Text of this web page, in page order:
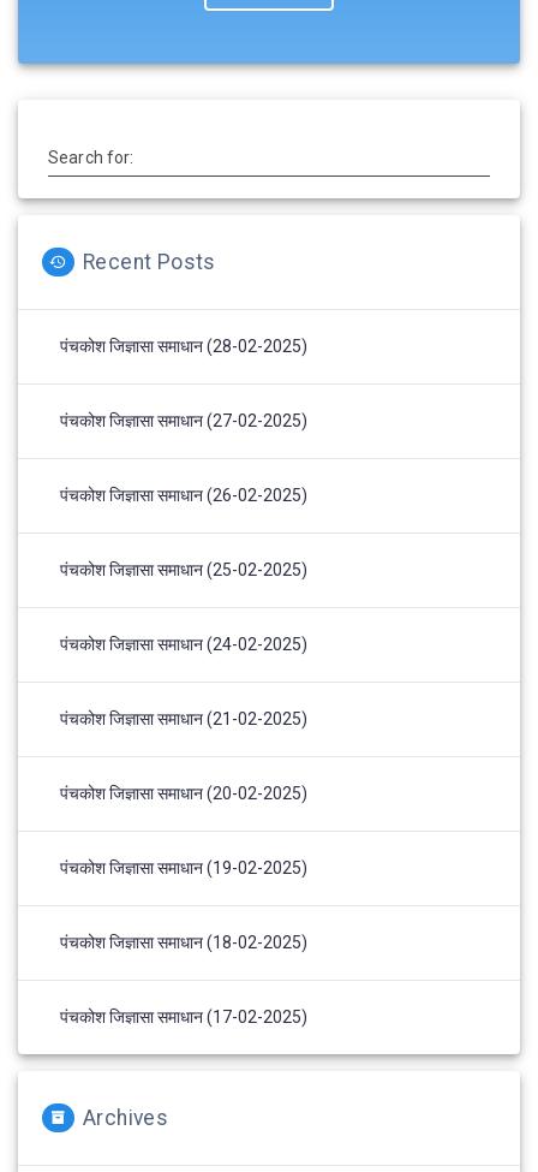
Search for:
Recent Posts
पंचकोश जिज्ञासा समाधान (28-02-2025)
पंचकोश जिज्ञासा समाधान (27-02-2025)
पंचकोश जिज्ञासा समाधान (26-02-2025)
पंचकोश जिज्ञासा समाधान (25-02-2025)
पंचकोश जिज्ञासा समाधान (24-02-2025)
पंचकोश जिज्ञासा समाधान (21-02-2025)
पंचकोश जिज्ञासा समाधान (20-02-2025)
पंचकोश जिज्ञासा समाधान (19-02-2025)
पंचकोश जिज्ञासा समाधान (18-02-2025)
पंचकोश जिज्ञासा समाधान (17-02-2025)
Archives